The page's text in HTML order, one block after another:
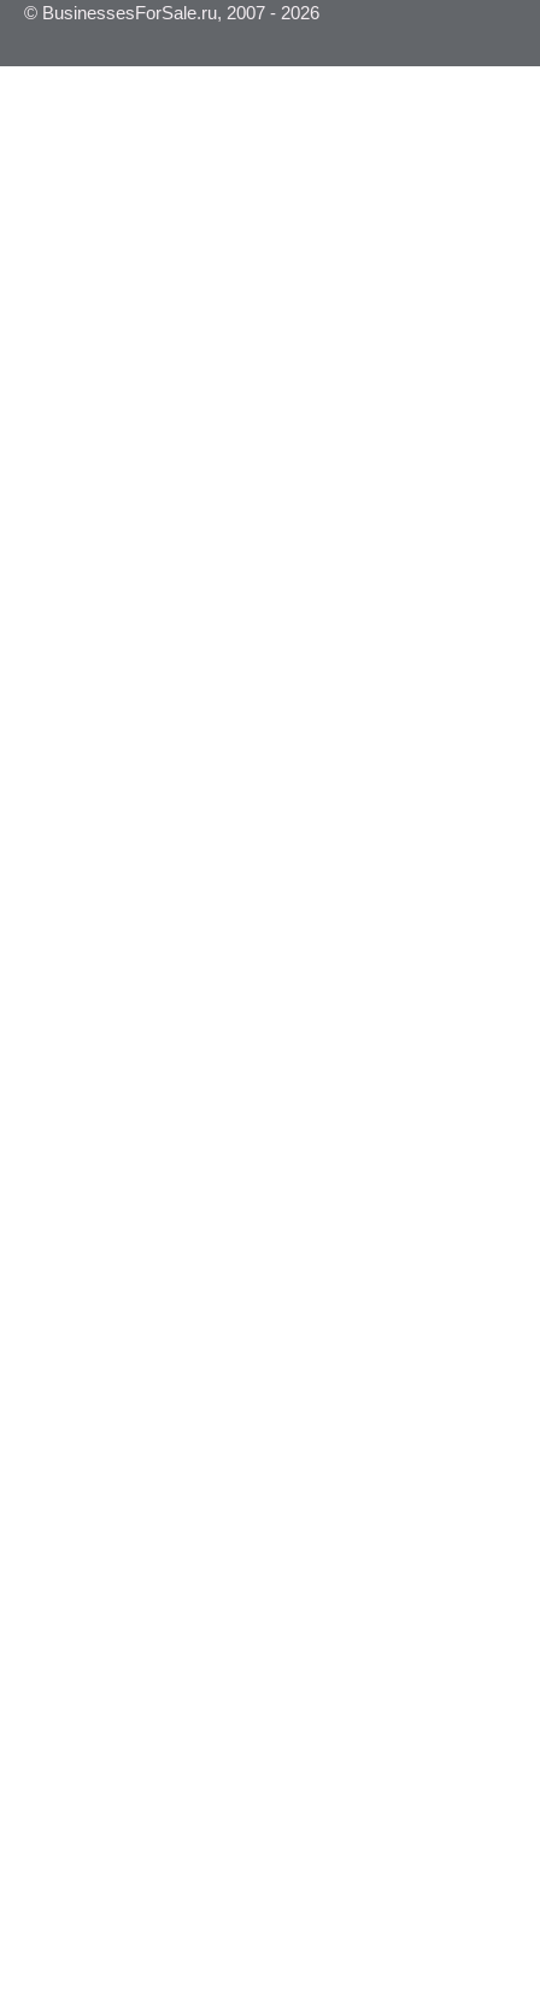
© BusinessesForSale.ru, 2007 - 2026